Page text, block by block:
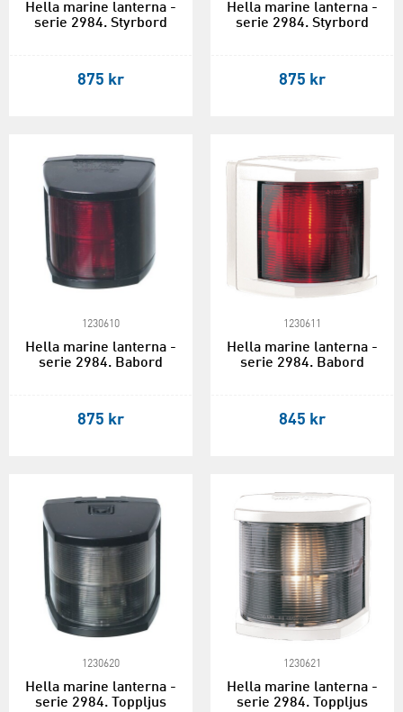
Hella marine lanterna -
serie 2984. Styrbord
875 kr
Hella marine lanterna -
serie 2984. Styrbord
875 kr
1230610
Hella marine lanterna -
serie 2984. Babord
875 kr
1230611
Hella marine lanterna -
serie 2984. Babord
845 kr
1230620
Hella marine lanterna -
serie 2984. Toppljus
1230621
Hella marine lanterna -
serie 2984. Toppljus